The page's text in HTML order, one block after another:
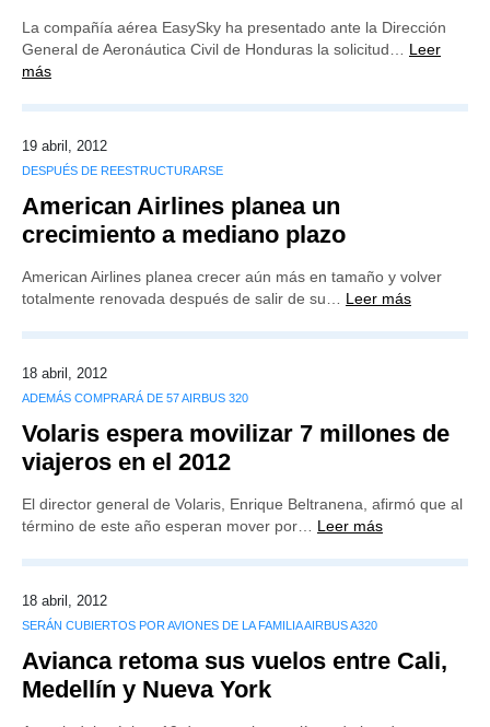
La compañía aérea EasySky ha presentado ante la Dirección
General de Aeronáutica Civil de Honduras la solicitud… Leer
más
19 abril, 2012
DESPUÉS DE REESTRUCTURARSE
American Airlines planea un
crecimiento a mediano plazo
American Airlines planea crecer aún más en tamaño y volver
totalmente renovada después de salir de su… Leer más
18 abril, 2012
ADEMÁS COMPRARÁ DE 57 AIRBUS 320
Volaris espera movilizar 7 millones de
viajeros en el 2012
El director general de Volaris, Enrique Beltranena, afirmó que al
término de este año esperan mover por… Leer más
18 abril, 2012
SERÁN CUBIERTOS POR AVIONES DE LA FAMILIA AIRBUS A320
Avianca retoma sus vuelos entre Cali,
Medellín y Nueva York